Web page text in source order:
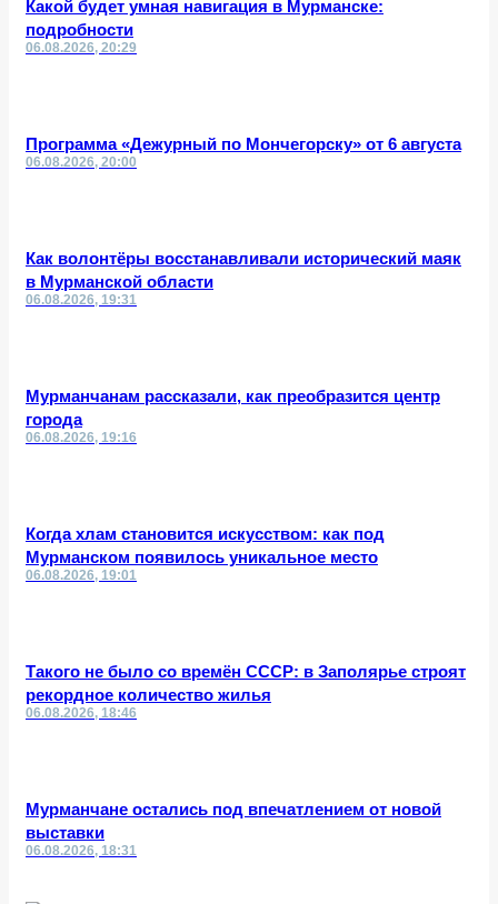
Какой будет умная навигация в Мурманске:
подробности
06.08.2026, 20:29
Программа «Дежурный по Мончегорску» от 6 августа
06.08.2026, 20:00
Как волонтёры восстанавливали исторический маяк
в Мурманской области
06.08.2026, 19:31
Мурманчанам рассказали, как преобразится центр
города
06.08.2026, 19:16
Когда хлам становится искусством: как под
Мурманском появилось уникальное место
06.08.2026, 19:01
Такого не было со времён СССР: в Заполярье строят
рекордное количество жилья
06.08.2026, 18:46
Мурманчане остались под впечатлением от новой
выставки
06.08.2026, 18:31